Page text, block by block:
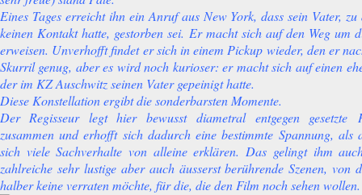
Eines Tages erreicht ihn ein Anruf aus New York, dass sein Vater,
keinen Kontakt hatte, gestorben sei. Er macht sich auf den Weg um
erweisen. Unverhofft findet er sich in einem Pickup wieder, den er
Skurril genug, aber es wird noch kurioser: er macht sich auf einen
der im KZ Auschwitz seinen Vater gepeinigt hatte.
Diese Konstellation ergibt die sonderbarsten Momente.
Der Regisseur legt hier bewusstdiametral entgegen gesetzte
zusammen und erhofft sich dadurch eine bestimmte Spannung, als
sich viele Sachverhalte von alleine erklären. Das gelingt ihm
zahlreiche sehr lustige aber auch äusserst berührende Szenen, von
halber keine verraten möchte, für die, die den Film noch sehen wollen.